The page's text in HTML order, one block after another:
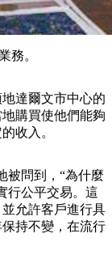
務。
達爾文市中心的
購買使他們能夠
收入。
被問到，“為什麼
行公平交易。這
允許客戶進行具
持不變，在流行